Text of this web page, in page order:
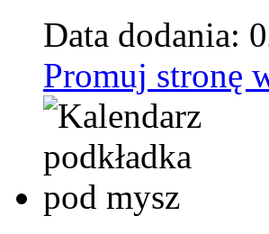
Data dodania:
Promuj stronę